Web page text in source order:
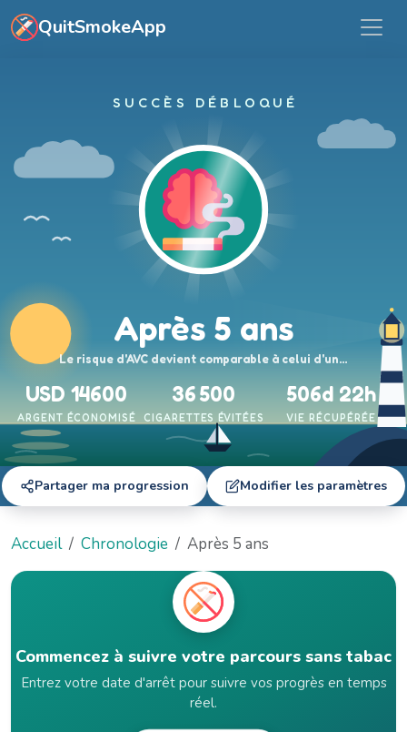
Aller au contenu principal
QuitSmokeApp
SUCCÈS DÉBLOQUÉ
Après 5 ans
Le risque d'AVC devient comparable à celui d'un…
USD 14600 36 500 506d 22h
ARGENT ÉCONOMISÉ CIGARETTES ÉVITÉES VIE RÉCUPÉRÉE
Partager ma progression Modifier les paramètres
Accueil Chronologie Après 5 ans
Commencez à suivre votre parcours sans tabac
Entrez votre date d'arrêt pour suivre vos progrès en temps
réel.